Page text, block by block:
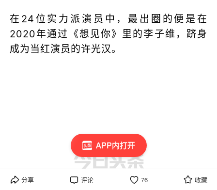
APP内打开
在24位实力派演员中，最出圈的便是在
2020年通过《想见你》里的李子维，跻身
成为当红演员的许光汉。
分享 评论 76 收藏